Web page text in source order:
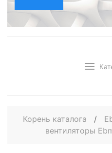
Корень каталога /
вентиляторы